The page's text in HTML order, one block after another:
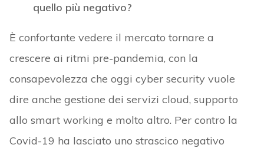
quello più negativo?
È confortante vedere il mercato tornare a
crescere ai ritmi pre-pandemia, con la
consapevolezza che oggi cyber security vuole
dire anche gestione dei servizi cloud, supporto
allo smart working e molto altro. Per contro la
Covid-19 ha lasciato uno strascico negativo